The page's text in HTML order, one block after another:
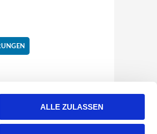
ALLE ZULASSEN